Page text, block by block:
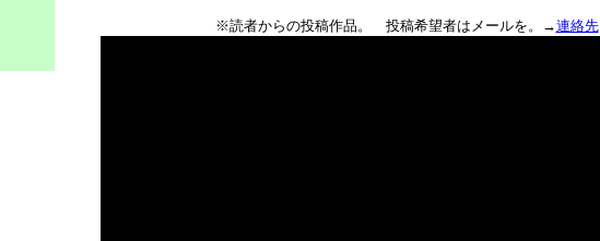
※読者からの投稿作品。 投稿希望者はメールを。→連絡先